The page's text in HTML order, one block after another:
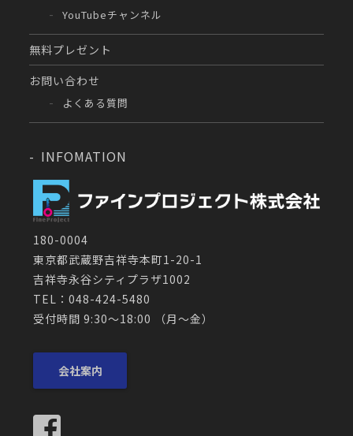
YouTubeチャンネル
無料プレゼント
お問い合わせ
よくある質問
INFOMATION
180-0004
東京都武蔵野吉祥寺本町1-20-1
吉祥寺永谷シティプラザ1002
TEL：048-424-5480
受付時間 9:30～18:00 （月〜金）
会社案内